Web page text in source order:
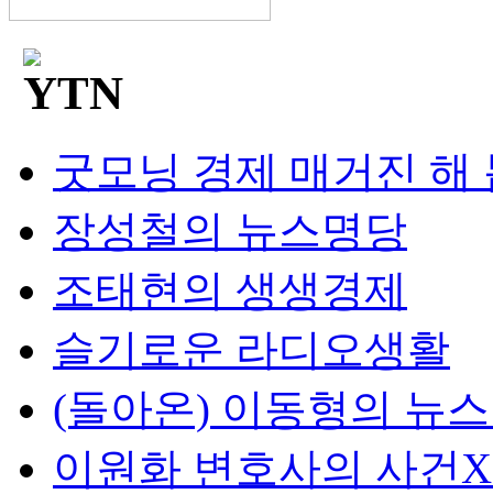
굿모닝 경제 매거진 해
장성철의 뉴스명당
조태현의 생생경제
슬기로운 라디오생활
(돌아온) 이동형의 뉴
이원화 변호사의 사건